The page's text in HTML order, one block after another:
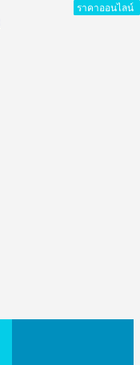
ราคาออนไลน์
ราคาออนไลน์
ราคาออนไลน์
ราคาออนไลน์
ราคาออนไลน์
ราคาออนไลน์
ราคาออนไลน์
ราคาออนไลน์
ราคาออนไลน์